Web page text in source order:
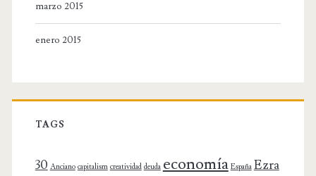
marzo 2015
enero 2015
TAGS
30 Anciano capitalism creatividad deuda economía España Ezra